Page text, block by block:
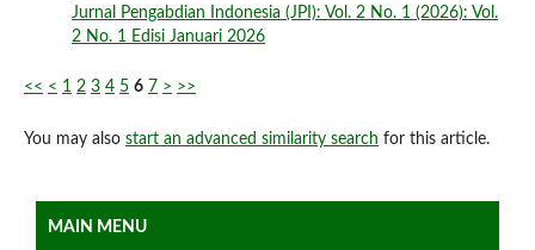
Jurnal Pengabdian Indonesia (JPI): Vol. 2 No. 1 (2026): Vol.
2 No. 1 Edisi Januari 2026
<< < 1 2 3 4 5 6 7 > >>
You may also start an advanced similarity search for this article.
MAIN MENU